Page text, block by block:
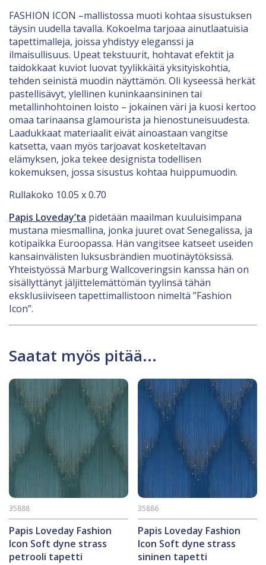
FASHION ICON –mallistossa muoti kohtaa sisustuksen
täysin uudella tavalla. Kokoelma tarjoaa ainutlaatuisia
tapettimalleja, joissa yhdistyy eleganssi ja
ilmaisullisuus. Upeat tekstuurit, hohtavat efektit ja
taidokkaat kuviot luovat tyylikkäitä yksityiskohtia,
tehden seinistä muodin näyttämön. Oli kyseessä herkät
pastellisävyt, ylellinen kuninkaansininen tai
metallinhohtoinen loisto – jokainen väri ja kuosi kertoo
omaa tarinaansa glamourista ja hienostuneisuudesta.
Laadukkaat materiaalit eivät ainoastaan vangitse
katsetta, vaan myös tarjoavat kosketeltavan
elämyksen, joka tekee designista todellisen
kokemuksen, jossa sisustus kohtaa huippumuodin.
Rullakoko 10.05 x 0.70
Papis Loveday’ta pidetään maailman kuuluisimpana
mustana miesmallina, jonka juuret ovat Senegalissa, ja
kotipaikka Euroopassa. Hän vangitsee katseet useiden
kansainvälisten luksusbrändien muotinäytöksissä.
Yhteistyössä Marburg Wallcoveringsin kanssa hän on
sisällyttänyt jäljittelemättömän tyylinsä tähän
eksklusiiviseen tapettimallistoon nimeltä ”Fashion
Icon”.
Saatat myös pitää...
Papis Loveday Fashion
Icon Soft dyne strass
petrooli tapetti
35888
Papis Loveday Fashion
Icon Soft dyne strass
sininen tapetti
35886